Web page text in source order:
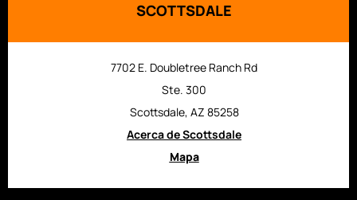
SCOTTSDALE
7702 E. Doubletree Ranch Rd
Ste. 300
Scottsdale, AZ 85258
Acerca de Scottsdale
Mapa